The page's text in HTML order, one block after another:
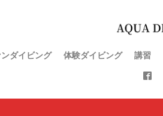
ダイビング 体験ダイビング 講習